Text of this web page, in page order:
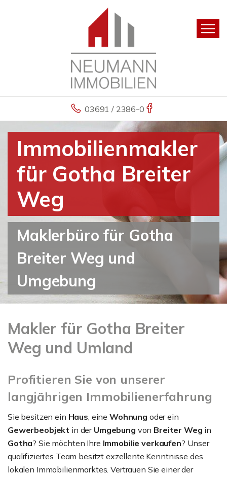
03691 / 2386-0
Immobilienmakler
für Gotha Breiter
Weg
Maklerbüro für Gotha
Breiter Weg und
Umgebung
Makler für Gotha Breiter
Weg und Umland
Profitieren Sie von unserer
langjährigen Immobilienerfahrung
Sie besitzen ein Haus, eine Wohnung oder ein
Gewerbeobjekt in der Umgebung von Breiter Weg in
Gotha? Sie möchten Ihre Immobilie verkaufen? Unser
qualifiziertes Team besitzt exzellente Kenntnisse des
lokalen Immobilienmarktes. Vertrauen Sie einer der